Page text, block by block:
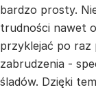
bardzo prosty.
trudności nawet
przyklejać po raz
zabrudzenia -
śladów. Dzięki